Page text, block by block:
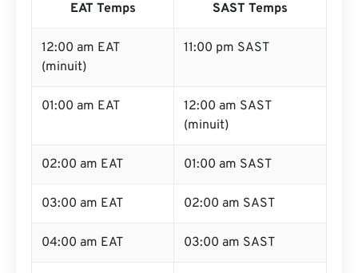
EAT Temps SAST Temps
12:00 am EAT
(minuit)
11:00 pm SAST
01:00 am EAT
12:00 am SAST
(minuit)
02:00 am EAT 01:00 am SAST
03:00 am EAT 02:00 am SAST
04:00 am EAT 03:00 am SAST